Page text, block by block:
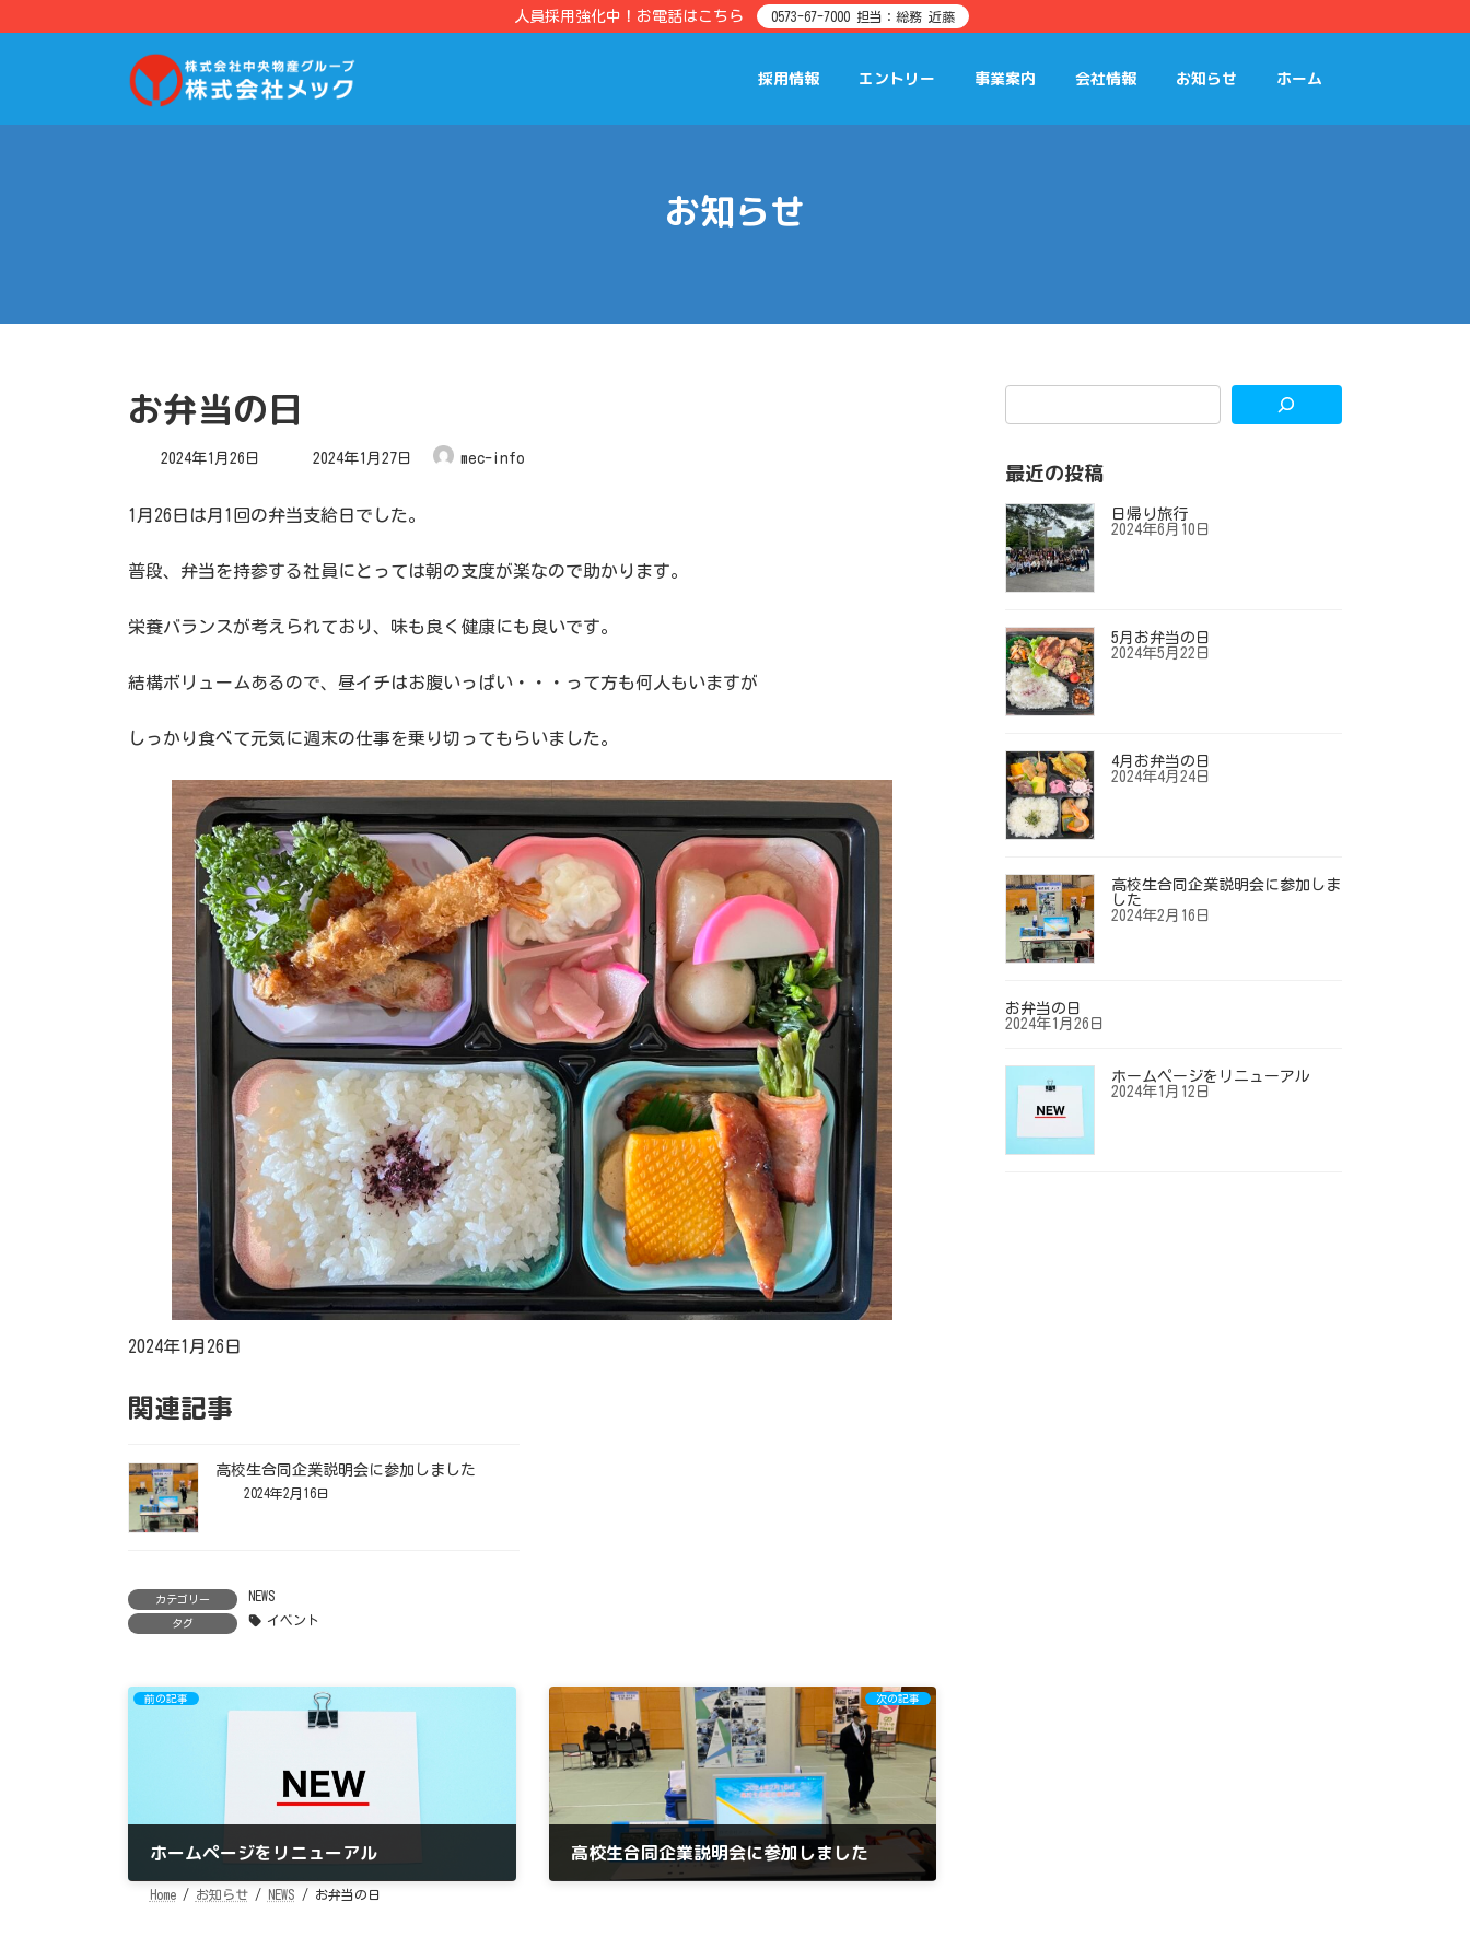
キ
に
人員採用強化中！お電話はこちら 0573-67-7000 担当：総務 近藤
採用情報 エントリー 事業案内 会社情報 お知らせ ホーム
お知らせ
お弁当の日
2024年1月26日
最
終
日
時
2024年1月27日 mec-info
1月26日は月1回の弁当支給日でした。
普段、弁当を持参する社員にとっては朝の支度が楽なので助かります。
栄養バランスが考えられており、味も良く健康にも良いです。
結構ボリュームあるので、昼イチはお腹いっぱい・・・って方も何人もいますが
しっかり食べて元気に週末の仕事を乗り切ってもらいました。
2024年1月26日
関連記事
高校生合同企業説明会に参加しました
2024年2月16日
カテゴリー NEWS
タグ イベント
前の記事
ホームページをリニューアル
2024年1月12日
次の記事
高校生合同企業説明会に参加しました
最近の投稿
日帰り旅行
2024年6月10日
5月お弁当の日
2024年5月22日
4月お弁当の日
2024年4月24日
高校生合同企業説明会に参加しま
した
2024年2月16日
お弁当の日
2024年1月26日
ホームページをリニューアル
2024年1月12日
Home お知らせ NEWS お弁当の日